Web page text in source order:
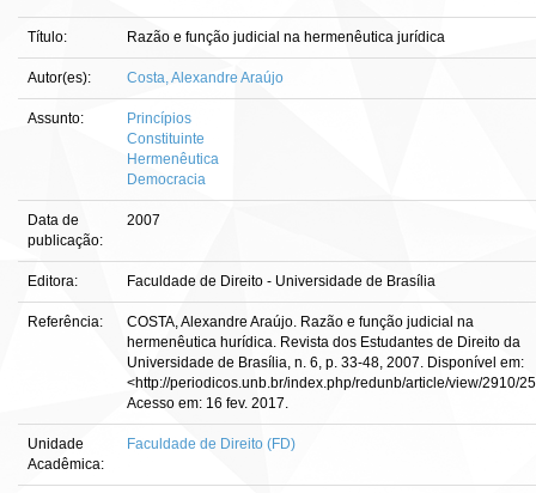
Título: Razão e função judicial na hermenêutica jurídica
Autor(es): Costa, Alexandre Araújo
Assunto:
Princípios
Constituinte
Hermenêutica
Democracia
Data de
publicação:
2007
Editora: Faculdade de Direito - Universidade de Brasília
Referência:
COSTA, Alexandre Araújo. Razão e função judicial na
hermenêutica hurídica. Revista dos Estudantes de Direito da
Universidade de Brasília, n. 6, p. 33-48, 2007. Disponível em:
<http://periodicos.unb.br/index.php/redunb/article/view/2910/
Acesso em: 16 fev. 2017.
Unidade
Acadêmica:
Faculdade de Direito (FD)